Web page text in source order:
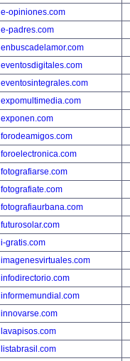
e-opiniones.com
e-padres.com
enbuscadelamor.com
eventosdigitales.com
eventosintegrales.com
expomultimedia.com
exponen.com
forodeamigos.com
foroelectronica.com
fotografiarse.com
fotografiate.com
fotografiaurbana.com
futurosolar.com
i-gratis.com
imagenesvirtuales.com
infodirectorio.com
informemundial.com
innovarse.com
lavapisos.com
listabrasil.com